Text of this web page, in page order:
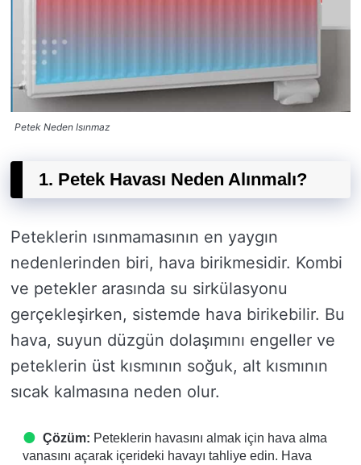
Petek Neden Isınmaz
1. Petek Havası Neden Alınmalı?
Peteklerin ısınmamasının en yaygın
nedenlerinden biri, hava birikmesidir. Kombi
ve petekler arasında su sirkülasyonu
gerçekleşirken, sistemde hava birikebilir. Bu
hava, suyun düzgün dolaşımını engeller ve
peteklerin üst kısmının soğuk, alt kısmının
sıcak kalmasına neden olur.
Çözüm: Peteklerin havasını almak için hava alma
vanasını açarak içerideki havayı tahliye edin. Hava